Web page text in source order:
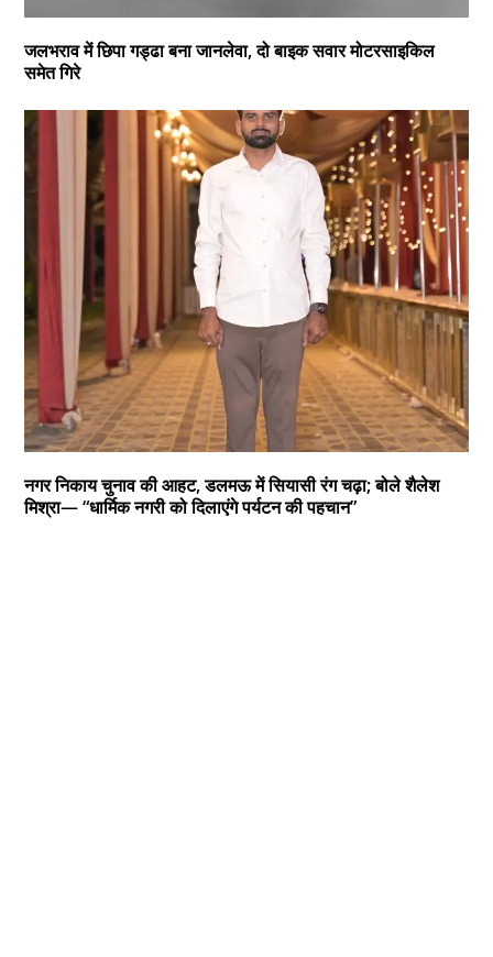
जलभराव में छिपा गड्ढा बना जानलेवा, दो बाइक सवार मोटरसाइकिल
समेत गिरे
नगर निकाय चुनाव की आहट, डलमऊ में सियासी रंग चढ़ा; बोले शैलेश
मिश्रा— “धार्मिक नगरी को दिलाएंगे पर्यटन की पहचान”